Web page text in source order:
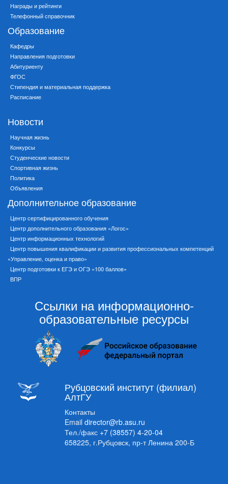
Награды и рейтинги
Телефонный справочник
Образование
Кафедры
Направления подготовки
Абитуриенту
ФГОС
Стипендия и материальная поддержка
Расписание
Новости
Научная жизнь
Конкурсы
Студенческие новости
Спортивная жизнь
Политика
Объявления
Дополнительное образование
Центр сертифицированного обучения
Центр дополнительного образования «Логос»
Центр информационных технологий
Центр повышения квалификации и развития профессиональных компетенций
«Управление, оценка и право»
Центр подготовки к ЕГЭ и ОГЭ «100 баллов»
ВПР
Ссылки на информационно-
образовательные ресурсы
Рубцовский институт (филиал)
АлтГУ
Контакты
Email director@rb.asu.ru
Тел./факс +7 (38557) 4-20-04
658225, г.Рубцовск, пр-т Ленина 200-Б